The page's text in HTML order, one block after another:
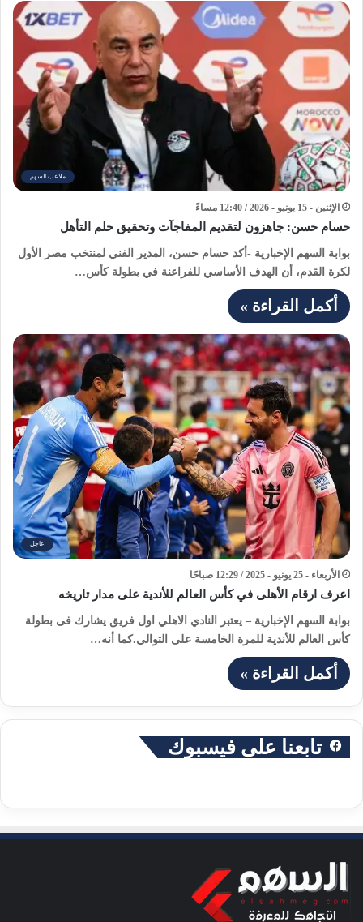
ملاعب السهم
الإثنين - 15 يونيو - 2026 / 12:40 مساءً
حسام حسن: جاهزون لتقديم المفاجآت وتحقيق حلم التأهل
بوابة السهم الإخبارية -أكد حسام حسن، المدير الفني لمنتخب مصر الأول
لكرة القدم، أن الهدف الأساسي للفراعنة في بطولة كأس…
أكمل القراءة »
عاجل
الأربعاء - 25 يونيو - 2025 / 12:29 صباحًا
اعرف ارقام الأهلى في كأس العالم للأندية على مدار تاريخه
بوابة السهم الإخبارية – يعتبر النادي الاهلي اول فريق يشارك فى بطولة
كأس العالم للأندية للمرة الخامسة على التوالي.كما أنه…
أكمل القراءة »
تابعنا على فيسبوك